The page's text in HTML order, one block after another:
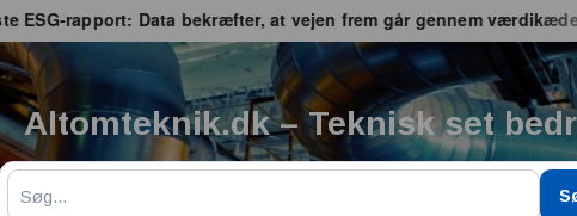
Data bekræfter, at vejen frem går gennem værdikæden
Altomteknik.dk – Teknisk set
Søg